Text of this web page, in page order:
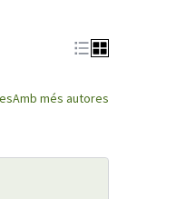
Amb més autores